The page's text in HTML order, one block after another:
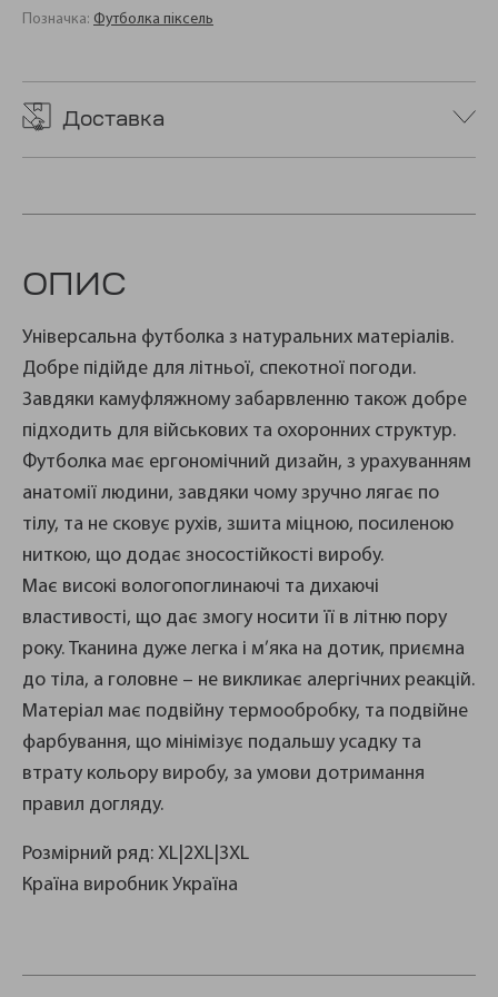
Позначка: Футболка піксель
Доставка
ОПИС
Універсальна футболка з натуральних матеріалів.
Добре підійде для літньої, спекотної погоди.
Завдяки камуфляжному забарвленню також добре
підходить для військових та охоронних структур.
Футболка має ергономічний дизайн, з урахуванням
анатомії людини, завдяки чому зручно лягає по
тілу, та не сковує рухів, зшита міцною, посиленою
ниткою, що додає зносостійкості виробу.
Має високі вологопоглинаючі та дихаючі
властивості, що дає змогу носити її в літню пору
року. Тканина дуже легка і м’яка на дотик, приємна
до тіла, а головне – не викликає алергічних реакцій.
Матеріал має подвійну термообробку, та подвійне
фарбування, що мінімізує подальшу усадку та
втрату кольору виробу, за умови дотримання
правил догляду.
Розмірний ряд: XL|2XL|3XL
Країна виробник Україна